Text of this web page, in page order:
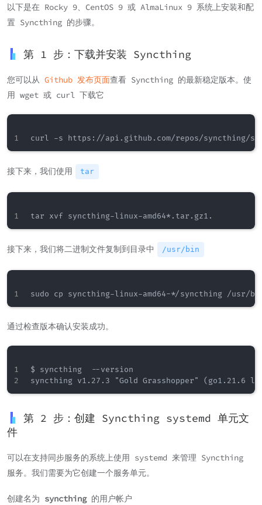
以下是在 Rocky 9、CentOS 9 或 AlmaLinux 9 系统上安装和配
置 Syncthing 的步骤。
第 1 步：下载并安装 Syncthing
您可以从 Github 发布页面查看 Syncthing 的最新稳定版本。使
用 wget 或 curl 下载它
接下来，我们使用 tar
接下来，我们将二进制文件复制到目录中 /usr/bin
通过检查版本确认安装成功。
$ syncthing  --version
第 2 步：创建 Syncthing systemd 单元文
件
可以在支持同步服务的系统上使用 systemd 来管理 Syncthing
服务。我们需要为它创建一个服务单元。
创建名为 syncthing的用户帐户